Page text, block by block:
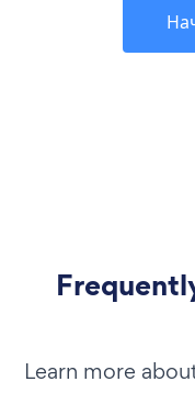
Learn more